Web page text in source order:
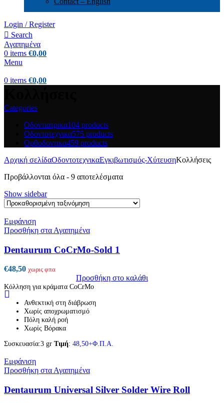
Login / Register
Search
Αγαπημένα
0 items €0,00
Menu
0 items €0,00
Categories
Οδοντιατρικα104 products
Οδοντοτεχνικα575 products
Ορθοδοντικα459 products
Αρχική σελίδαΟδοντοτεχνικαΕγκιβωτισμός-XύτευσηΚολλήσεις
Προβάλλονται όλα - 9 αποτελέσματα
Show sidebar
Εμφάνιση
Προσθήκη στα Αγαπημένα
Dentaurum CoCrMo-Sold 1
€48,50 χωρις φπα
Προσθήκη στο καλάθι
Κόλληση για κράματα CoCrMo
Ανθεκτική στη διάβρωση
Χωρίς αποχρωματισμό
Πόλη καλή ροή
Χωρίς Βόρακα
Συσκευασία:3 gr Τιμή: 48,50+Φ.Π.Α.
Εμφάνιση
Προσθήκη στα Αγαπημένα
Dentaurum Universal Silver Solder Wire Roll